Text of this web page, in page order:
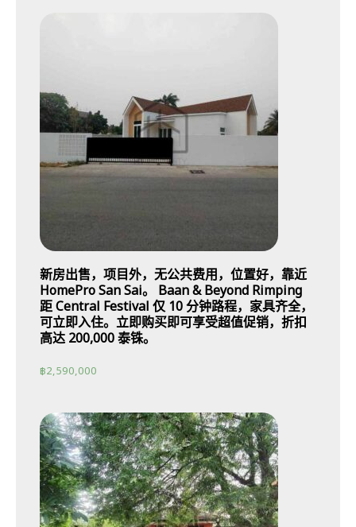
新房出售，项目外，无公共费用，位置好，靠近
HomePro San Sai。 Baan & Beyond Rimping
距 Central Festival 仅 10 分钟路程，家具齐全，
可立即入住。立即购买即可享受超值促销，折扣
高达 200,000 泰铢。
฿2,590,000